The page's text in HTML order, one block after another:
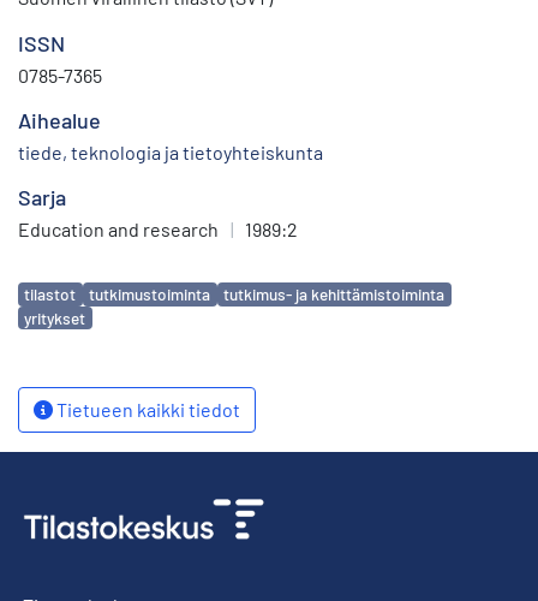
ISSN
0785-7365
Aihealue
tiede, teknologia ja tietoyhteiskunta
Sarja
Education and research | 1989:2
Avainsanat
tilastot tutkimustoiminta
tutkimus- ja kehittämistoiminta
yritykset
Tietueen kaikki tiedot